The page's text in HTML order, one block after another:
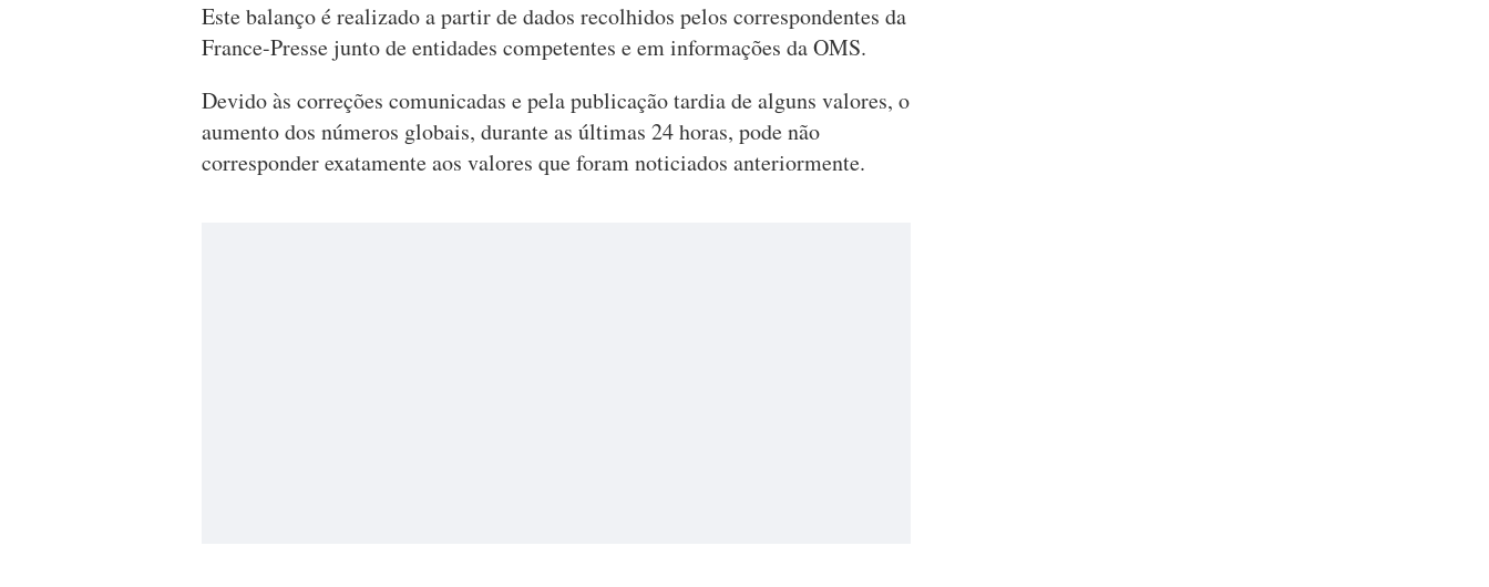
Este balanço é realizado a partir de dados recolhidos pelos correspondentes da
France-Presse junto de entidades competentes e em informações da OMS.
Devido às correções comunicadas e pela publicação tardia de alguns valores, o
aumento dos números globais, durante as últimas 24 horas, pode não
corresponder exatamente aos valores que foram noticiados anteriormente.